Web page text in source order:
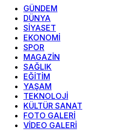
GÜNDEM
DÜNYA
SİYASET
EKONOMİ
SPOR
MAGAZİN
SAĞLIK
EĞİTİM
YAŞAM
TEKNOLOJİ
KÜLTÜR SANAT
FOTO GALERİ
VİDEO GALERİ